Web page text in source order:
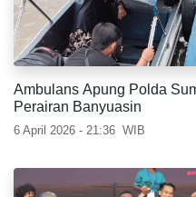
Ambulans Apung Polda
Perairan Banyuasin
6 April 2026 - 21:36 WIB